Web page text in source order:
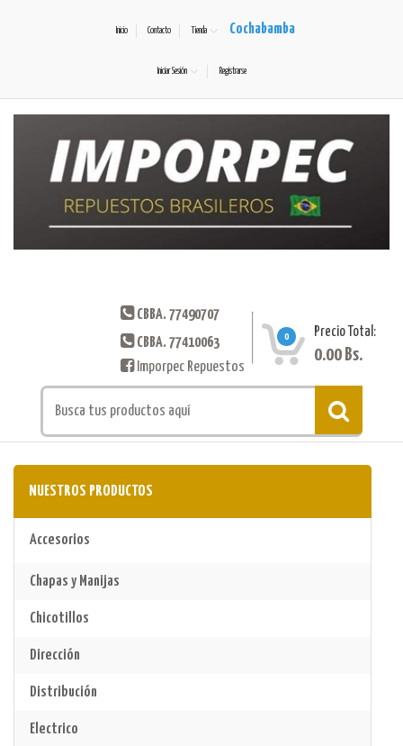
Inicio Contacto Tienda Cochabamba
Iniciar Sesión Registrarse
CBBA. 77490707
CBBA. 77410063
Imporpec Repuestos
0 Precio Total:
0.00 Bs.
NUESTROS PRODUCTOS
Accesorios
Chapas y Manijas
Chicotillos
Dirección
Distribución
Electrico